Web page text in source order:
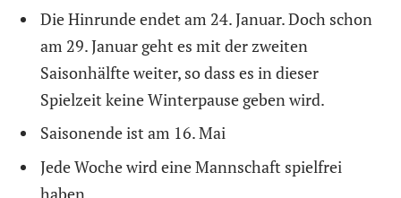
Die Hinrunde endet am 24. Januar. Doch schon
am 29. Januar geht es mit der zweiten
Saisonhälfte weiter, so dass es in dieser
Spielzeit keine Winterpause geben wird.
Saisonende ist am 16. Mai
Jede Woche wird eine Mannschaft spielfrei